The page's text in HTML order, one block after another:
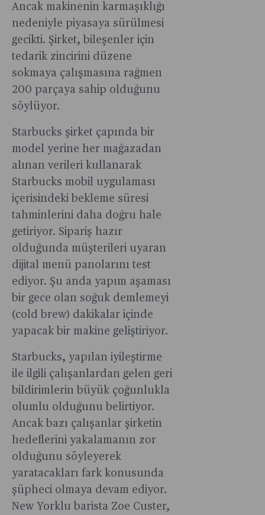
Ancak makinenin karmaşıklığı
nedeniyle piyasaya sürülmesi
gecikti. Şirket, bileşenler için
tedarik zincirini düzene
sokmaya çalışmasına rağmen
200 parçaya sahip olduğunu
söylüyor.
Starbucks şirket çapında bir
model yerine her mağazadan
alınan verileri kullanarak
Starbucks mobil uygulaması
içerisindeki bekleme süresi
tahminlerini daha doğru hale
getiriyor. Sipariş hazır
olduğunda müşterileri uyaran
dijital menü panolarını test
ediyor. Şu anda yapım aşaması
bir gece olan soğuk demlemeyi
(cold brew) dakikalar içinde
yapacak bir makine geliştiriyor.
Starbucks, yapılan iyileştirme
ile ilgili çalışanlardan gelen geri
bildirimlerin büyük çoğunlukla
olumlu olduğunu belirtiyor.
Ancak bazı çalışanlar şirketin
hedeflerini yakalamanın zor
olduğunu söyleyerek
yaratacakları fark konusunda
şüpheci olmaya devam ediyor.
New Yorklu barista Zoe Custer,